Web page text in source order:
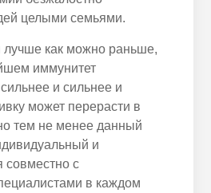
целыми семьями.
лучше как можно раньше,
иммунитет
и сильнее и
может перерасти в
тем не менее данный
и
совместно с
в каждом